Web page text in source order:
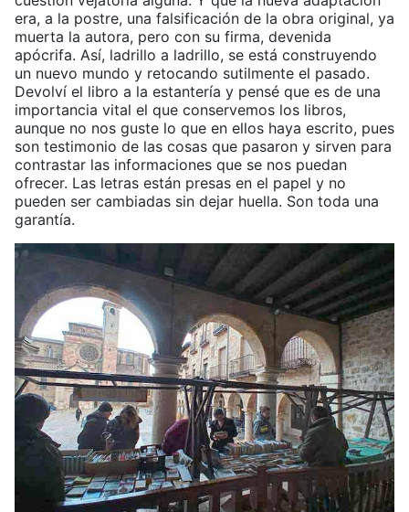
era, a la postre, una falsificación de la obra original, ya
muerta la autora, pero con su firma, devenida
apócrifa. Así, ladrillo a ladrillo, se está construyendo
un nuevo mundo y retocando sutilmente el pasado.
Devolví el libro a la estantería y pensé que es de una
importancia vital el que conservemos los libros,
aunque no nos guste lo que en ellos haya escrito, pues
son testimonio de las cosas que pasaron y sirven para
contrastar las informaciones que se nos puedan
ofrecer. Las letras están presas en el papel y no
pueden ser cambiadas sin dejar huella. Son toda una
garantía.